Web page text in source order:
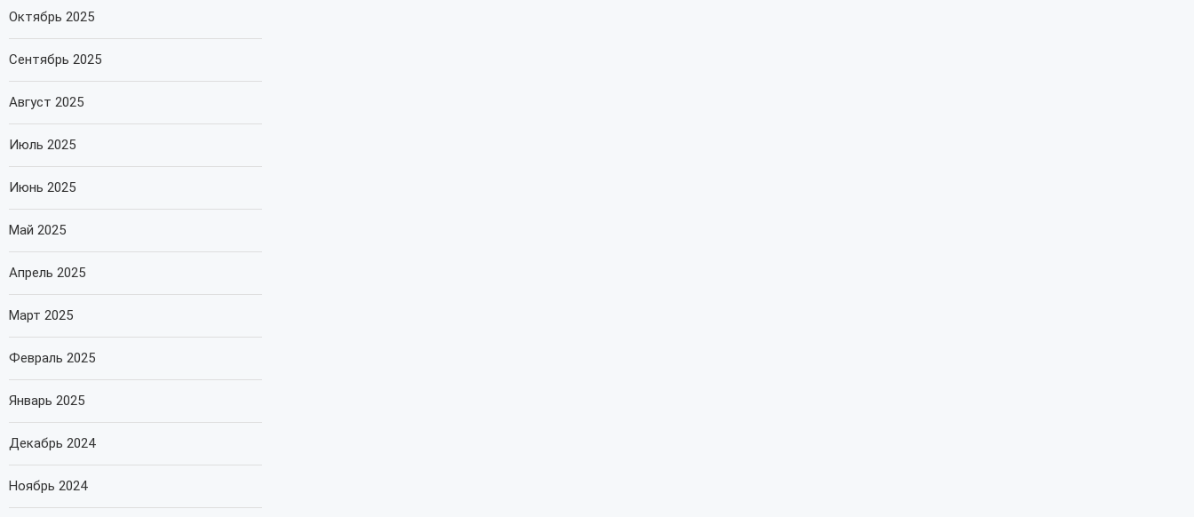
Октябрь 2025
Сентябрь 2025
Август 2025
Июль 2025
Июнь 2025
Май 2025
Апрель 2025
Март 2025
Февраль 2025
Январь 2025
Декабрь 2024
Ноябрь 2024